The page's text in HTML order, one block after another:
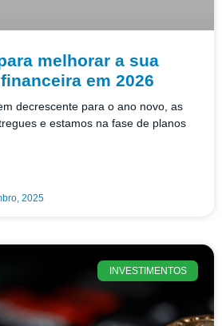
melhorar a sua
em 2026
decrescente para o ano novo, as
e estamos na fase de planos
2025
INVESTIMENTOS